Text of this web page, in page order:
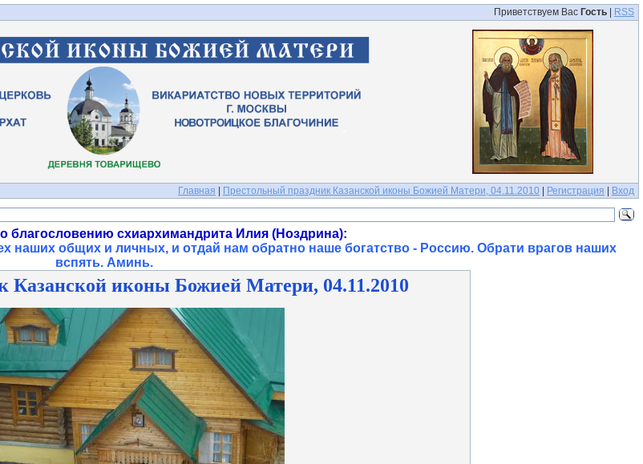
Приветствуем Вас Гость RSS
Главная Престольный праздник Казанской иконы Божией Матери, 04.11.2010 Регистрация Вход
благословению схиархимандрита Илия (Ноздрина):
наших общих и личных, и отдай нам обратно наше богатство - Россию. Обрати врагов наших
вспять. Аминь.
Казанской иконы Божией Матери, 04.11.2010